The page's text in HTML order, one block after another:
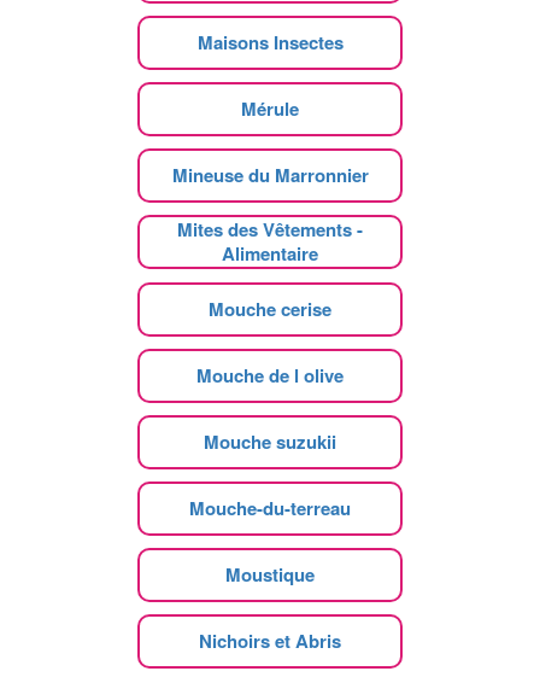
Maisons Insectes
Mérule
Mineuse du Marronnier
Mites des Vêtements -
Alimentaire
Mouche cerise
Mouche de l olive
Mouche suzukii
Mouche-du-terreau
Moustique
Nichoirs et Abris